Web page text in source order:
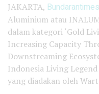
JAKARTA,
Aluminium atau
dalam kategori ‘Gold
Increasing Capacity
Downstreaming
Indonesia Living
yang diadakan oleh